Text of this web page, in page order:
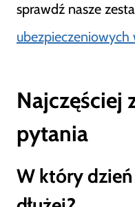
sprawdź nasze
Najczęściej
pytania
W który dzień